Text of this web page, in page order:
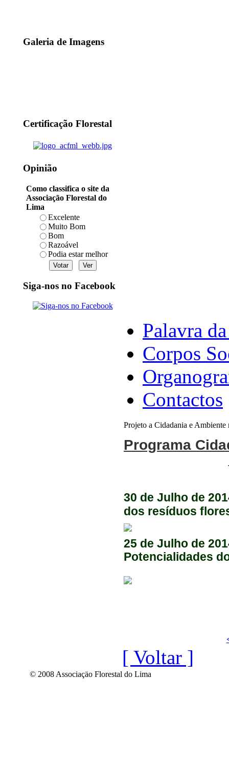
Galeria de Imagens
Certificação Florestal
Opinião
Como classifica o site da
Associação Florestal do
Lima
Excelente
Muito Bom
Bom
Razoável
Podia estar melhor
Siga-nos no Facebook
Palavra
Corpos
Contactos
Projeto a Cidadania e
Programa
30 de Julho de
dos resíduos
25 de Julho de
Potencialidades
[ Voltar ]
© 2008 Associaçäo Florestal do Lima